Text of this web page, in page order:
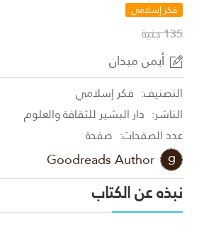
فكر إسلامي
135 جنية
أيمن ميدان
التصنيف: فكر إسلامي
الناشر: دار البشير للثقافة والعلوم
عدد الصفحات: صفحة
Goodreads Author
نبذه عن الكتاب